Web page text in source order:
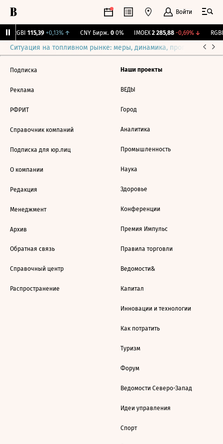
Войти
RGBI 115,39 +0,13%↑ CNY Бирж. 0 0% IMOEX 2 285,88 -0,69%↓
Ситуация на топливном рынке: меры, динамика, прогнозы
Подписка
Реклама
РФРИТ
Справочник компаний
Подписка для юр.лиц
О компании
Редакция
Менеджмент
Архив
Обратная связь
Справочный центр
Распространение
Наши проекты
ВЕДЫ
Город
Аналитика
Промышленность
Наука
Здоровье
Конференции
Премия Импульс
Правила торговли
Ведомости&
Капитал
Инновации и технологии
Как потратить
Туризм
Форум
Ведомости Северо-Запад
Идеи управления
Спорт